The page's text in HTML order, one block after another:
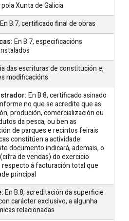
Xunta de Galicia
En B.7, certificado final de obras
En B.7, especificacións
das escrituras de constitución e,
modificacións
En B.8, certificado asinado
no que se acredite que as
produción, comercialización ou
da pesca, ou ben as
de parques e recintos feirais
constitúen a actividade
documento indicará, ademais, o
de vendas) do exercicio
á facturación total que
principal
En B.8, acreditación da superficie
carácter exclusivo, a algunha
relacionadas